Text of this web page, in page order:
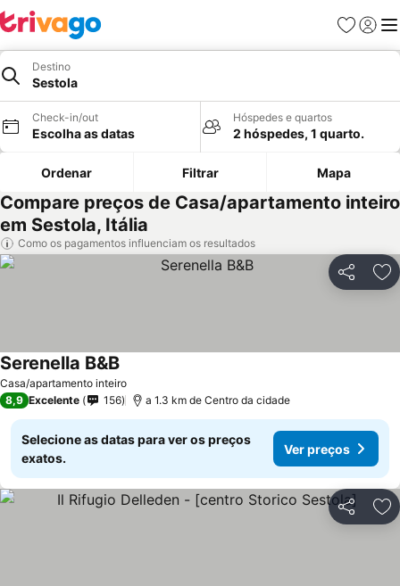
Favoritos
Iniciar
Destino
Sestola
Check-in/out
Escolha as datas
Hóspedes e quartos
2 hóspedes, 1 quarto.
Ordenar Filtrar Mapa
Compare preços de Casa/apartamento inteiro
em Sestola, Itália
Como os pagamentos influenciam os resultados
Partilhar
Casa/apartamento inteiro
Serenella B&B
8,9 Excelente 156 a 1.3 km de Centro da cidade
Selecione as datas para ver os preços
exatos.
Ver preços
Partilhar